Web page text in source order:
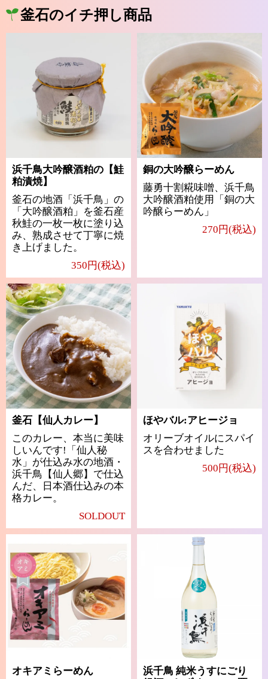
釜石のイチ押し商品
浜千鳥大吟醸酒粕の【鮭
粕漬焼】
釜石の地酒「浜千鳥」の
「大吟醸酒粕」を釜石産
秋鮭の一枚一枚に塗り込
み、熟成させて丁寧に焼
き上げました。
350円(税込)
銅の大吟醸らーめん
藤勇十割糀味噌、浜千鳥
大吟醸酒粕使用「銅の大
吟醸らーめん」
270円(税込)
釜石【仙人カレー】
このカレー、本当に美味
しいんです!「仙人秘
水」が仕込み水の地酒・
浜千鳥【仙人郷】で仕込
んだ、日本酒仕込みの本
格カレー。
SOLDOUT
ほやバル:アヒージョ
オリーブオイルにスパイ
スを合わせました
500円(税込)
オキアミらーめん
浜千鳥 純米うすにごり